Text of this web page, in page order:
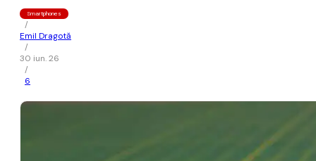
Smartphones
/
Emil Dragotă
/
30 iun. 26
/
6